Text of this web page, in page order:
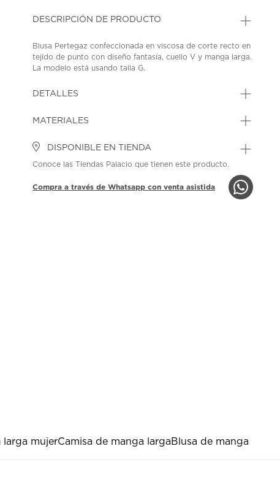
DESCRIPCIÓN DE PRODUCTO
Blusa Pertegaz confeccionada en viscosa de corte recto en
tejido de punto con diseño fantasía, cuello V y manga larga.
La modelo está usando talla G.
DETALLES
MATERIALES
DISPONIBLE EN TIENDA
Conoce las Tiendas Palacio que tienen este producto.
Compra a través de Whatsapp con venta asistida
larga mujerCamisa de manga largaBlusa de manga